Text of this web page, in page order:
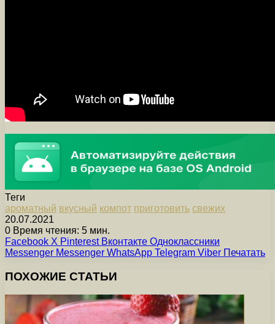
Теги
ароматный вкусный компот приготовить свежих
20.07.2021
0 Время чтения: 5 мин.
Facebook X Pinterest Вконтакте Одноклассники
Messenger Messenger WhatsApp Telegram Viber Печатать
ПОХОЖИЕ СТАТЬИ